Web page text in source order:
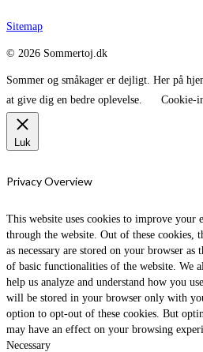
Sitemap
© 2026 Sommertoj.dk
Sommer og småkager er dejligt. Her på
at give dig en bedre oplevelse.
Cookie-
Luk
Privacy Overview
This website uses cookies to improve your
through the website. Out of these cookies,
as necessary are stored on your browser
of basic functionalities of the website. We
help us analyze and understand how you
will be stored in your browser only with
option to opt-out of these cookies. But
may have an effect on your browsing
Necessary